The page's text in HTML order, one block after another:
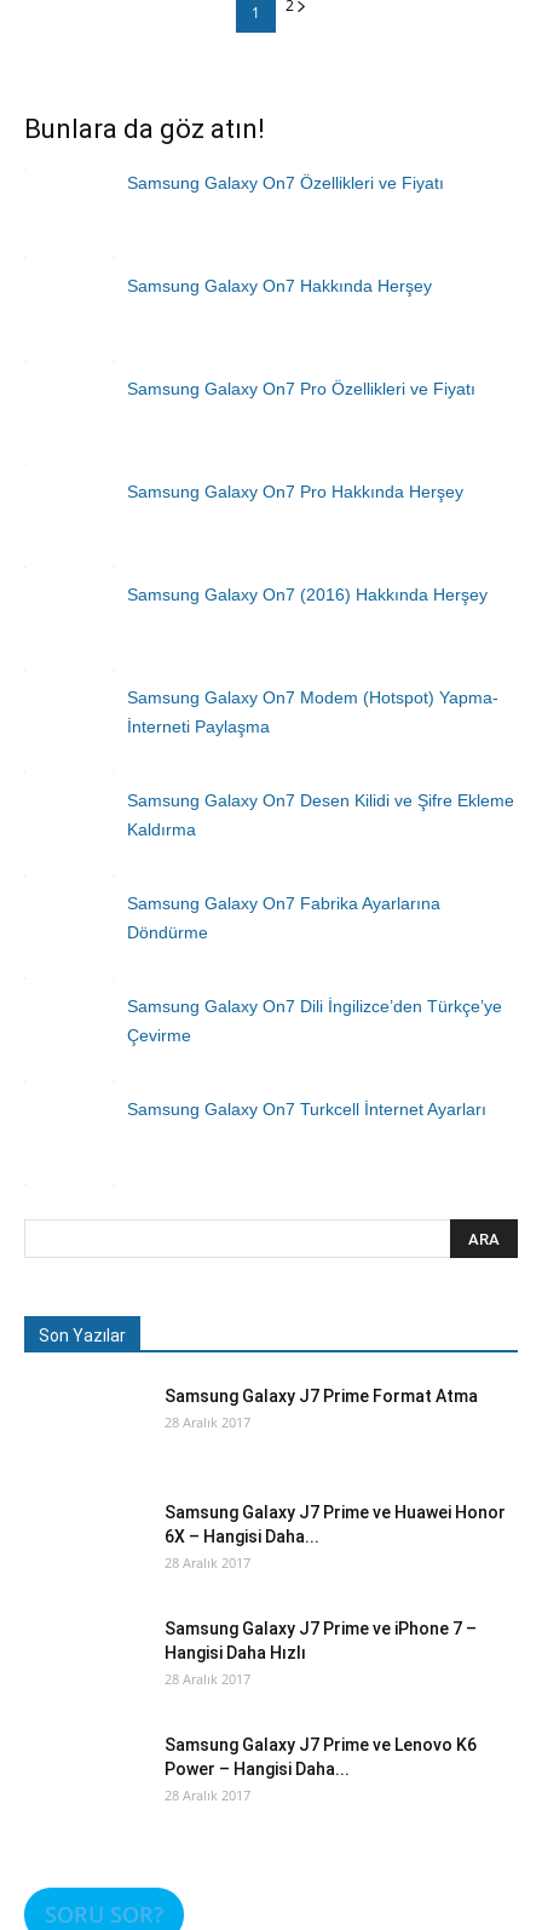
1 2
Bunlara da göz atın!
Samsung Galaxy On7 Özellikleri ve Fiyatı
Samsung Galaxy On7 Hakkında Herşey
Samsung Galaxy On7 Pro Özellikleri ve Fiyatı
Samsung Galaxy On7 Pro Hakkında Herşey
Samsung Galaxy On7 (2016) Hakkında Herşey
Samsung Galaxy On7 Modem (Hotspot) Yapma-
İnterneti Paylaşma
Samsung Galaxy On7 Desen Kilidi ve Şifre Ekleme
Kaldırma
Samsung Galaxy On7 Fabrika Ayarlarına
Döndürme
Samsung Galaxy On7 Dili İngilizce’den Türkçe’ye
Çevirme
Samsung Galaxy On7 Turkcell İnternet Ayarları
Son Yazılar
Samsung Galaxy J7 Prime Format Atma
28 Aralık 2017
Samsung Galaxy J7 Prime ve Huawei Honor
6X – Hangisi Daha...
28 Aralık 2017
Samsung Galaxy J7 Prime ve iPhone 7 –
Hangisi Daha Hızlı
28 Aralık 2017
Samsung Galaxy J7 Prime ve Lenovo K6
Power – Hangisi Daha...
28 Aralık 2017
SORU SOR?